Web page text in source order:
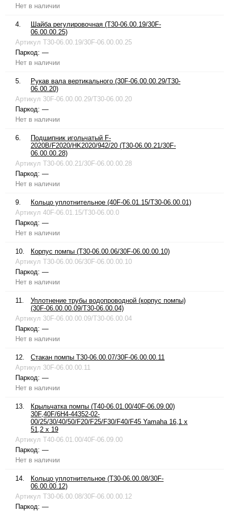
Нет в наличии
4.
Шайба регулировочная (T30-06.00.19/30F-
06.00.00.25)
Артикул T30-06.00.19/30F-06.00.00.25
Паркод: —
Нет в наличии
5.
Рукав вала вертикального (30F-06.00.00.29/T30-
06.00.20)
Артикул 30F-06.00.00.29/T30-06.00.20
Паркод: —
Нет в наличии
6.
Подшипник игольчатый F-
2020B/F2020/HK2020/942/20 (T30-06.00.21/30F-
06.00.00.28)
Артикул T30-06.00.21/30F-06.00.00.28
Паркод: —
Нет в наличии
9.
Кольцо уплотнительное (40F-06.01.15/T30-06.00.01)
Артикул 40F-06.01.15/T30-06.00.0
Паркод: —
Нет в наличии
10.
Корпус помпы (T30-06.00.06/30F-06.00.00.10)
Артикул T30-06.00.06/30F-06.00.00.10
Паркод: —
Нет в наличии
11.
Уплотнение трубы водопроводной (корпус помпы)
(30F-06.00.00.09/T30-06.00.04)
Артикул 30F-06.00.00.09/T30-06.00.04
Паркод: —
Нет в наличии
12.
Стакан помпы T30-06.00.07/30F-06.00.00.11
Артикул 30F-06.00.00.11
Паркод: —
Нет в наличии
13.
Крыльчатка помпы (T40-06.01.00/40F-06.09.00)
30F,40F/6H4-44352-02-
00/25/30/40/50/F20/F25/F30/F40/F45 Yamaha 16,1 x
51,2 x 19
Артикул T40-06.01.00/40F-06.09.00
Паркод: —
Нет в наличии
14.
Кольцо уплотнительное (T30-06.00.08/30F-
06.00.00.12)
Артикул T30-06.00.08/30F-06.00.00.12
Паркод: —